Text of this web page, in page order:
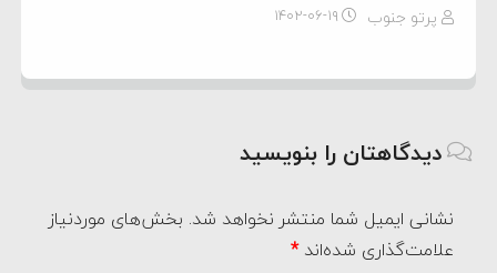
پرتو جنوب ۱۴۰۲-۰۶-۱۹
دیدگاهتان را بنویسید
نشانی ایمیل شما منتشر نخواهد شد. بخش‌های موردنیاز
علامت‌گذاری شده‌اند*